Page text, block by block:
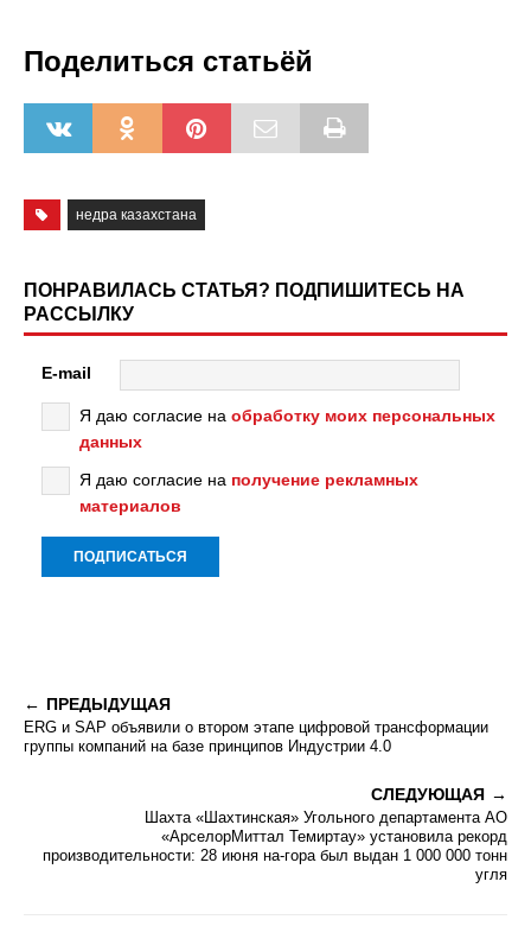
Поделиться статьёй
недра казахстана
ПОНРАВИЛАСЬ СТАТЬЯ? ПОДПИШИТЕСЬ НА
РАССЫЛКУ
E-mail
Я даю согласие на обработку моих персональных
данных
Я даю согласие на получение рекламных
материалов
ПРЕДЫДУЩАЯ
ERG и SAP объявили о втором этапе цифровой трансформации
группы компаний на базе принципов Индустрии 4.0
СЛЕДУЮЩАЯ
Шахта «Шахтинская» Угольного департамента АО
«АрселорМиттал Темиртау» установила рекорд
производительности: 28 июня на-гора был выдан 1 000 000 тонн
угля